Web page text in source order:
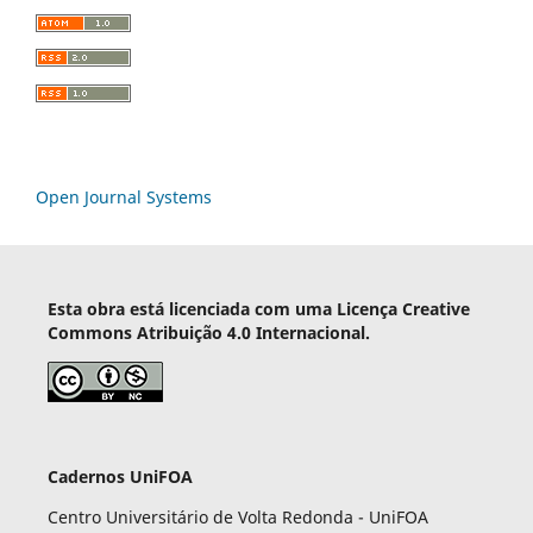
Open Journal Systems
Esta obra está licenciada com uma Licença Creative
Commons Atribuição 4.0 Internacional.
Cadernos UniFOA
Centro Universitário de Volta Redonda - UniFOA